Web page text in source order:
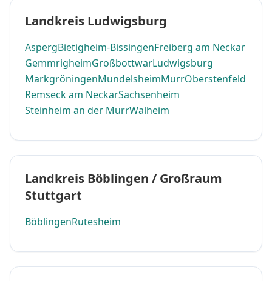
Landkreis Ludwigsburg
AspergBietigheim-BissingenFreiberg am Neckar
GemmrigheimGroßbottwarLudwigsburg
MarkgröningenMundelsheimMurrOberstenfeld
Remseck am NeckarSachsenheim
Steinheim an der MurrWalheim
Landkreis Böblingen / Großraum
Stuttgart
BöblingenRutesheim